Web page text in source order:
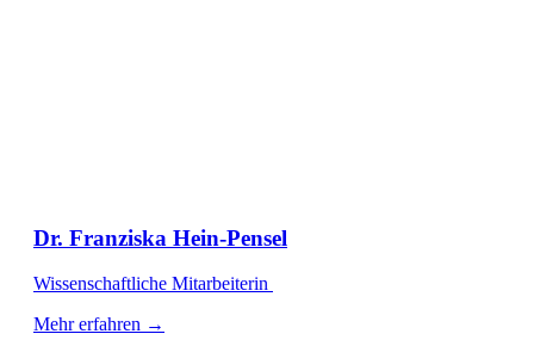
Dr. Franziska Hein-Pensel
Wissenschaftliche Mitarbeiterin
Mehr erfahren →